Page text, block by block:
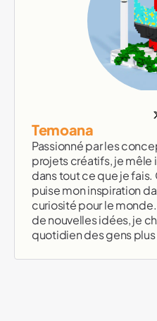
Temoana
Passionné par les
projets créatifs, je
dans tout ce que je fais.
puise mon inspiration
curiosité pour le
de nouvelles idées, je
quotidien des gens